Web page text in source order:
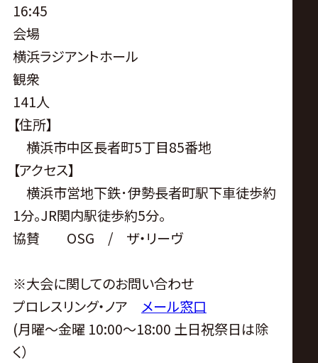
16:45
会場
横浜ラジアントホール
観衆
141人
【住所】
横浜市中区長者町5丁目85番地
【アクセス】
横浜市営地下鉄･伊勢長者町駅下車徒歩約
1分。JR関内駅徒歩約5分。
協賛 OSG / ザ・リーヴ
※大会に関してのお問い合わせ
プロレスリング・ノア メール窓口
(月曜〜金曜 10:00〜18:00 土日祝祭日は除
く）